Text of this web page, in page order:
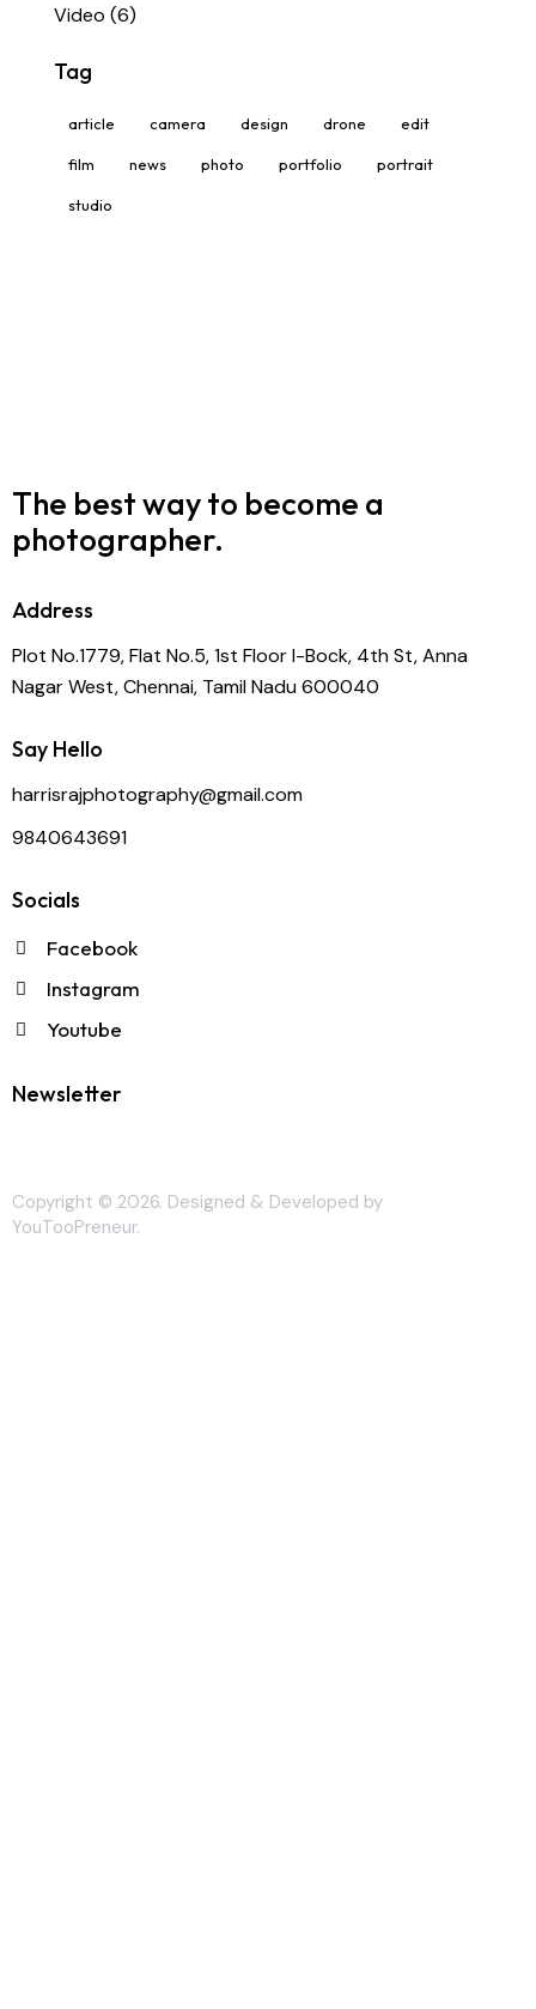
Video (6)
Tag
article camera design drone edit
film news photo portfolio portrait
studio
The best way to become a
photographer.
Address
Plot No.1779, Flat No.5, 1st Floor I-Bock, 4th St, Anna
Nagar West, Chennai, Tamil Nadu 600040
Say Hello
harrisrajphotography@gmail.com
9840643691
Socials
Facebook
Instagram
Youtube
Newsletter
Copyright © 2026. Designed & Developed by
YouTooPreneur.